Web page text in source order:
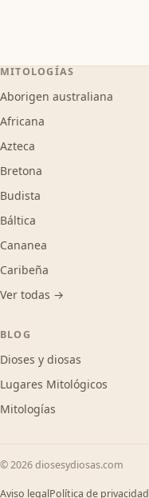
MITOLOGÍAS
Aborigen australiana
Africana
Azteca
Bretona
Budista
Báltica
Cananea
Caribeña
Ver todas →
BLOG
Dioses y diosas
Lugares Mitológicos
Mitologías
© 2026 diosesydiosas.com
Aviso legalPolítica de privacidad